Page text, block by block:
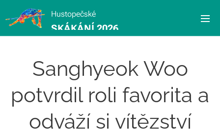
Hustopečské
SKÁKÁNÍ 2026
Sanghyeok Woo
potvrdil roli favorita a
odváží si vítězství